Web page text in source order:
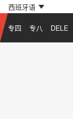
西班牙语
专四 专八 DELE